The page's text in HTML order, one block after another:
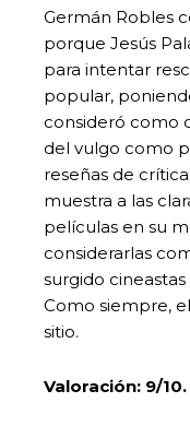
Germán Robles
porque Jesús
para intentar
popular,
consideró como
del vulgo como
reseñas de
muestra a las
películas en su
considerarlas
surgido
Como siempre,
sitio.
Valoración: 9/10.